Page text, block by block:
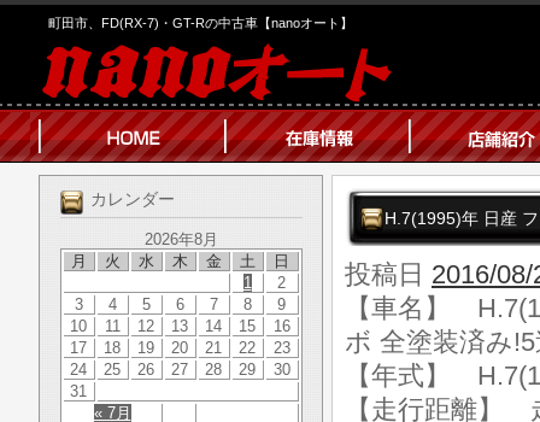
町田市、FD(RX-7)・GT-Rの中古車【nanoオート】
カレンダー
2026年8月
月
火 水 木 金 土 日
« 7月
1
2
3
4 5 6 7 8
9
10
11 12 13 14 15
16
17
18 19 20 21 22
23
24
25 26 27 28 29
30
31
H.7(1995)年 日産
投稿日 2016/08/
【車名】
ボ 全塗装済み
【年式】
【走行距離】